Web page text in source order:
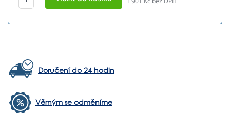
Doručení do 24 hodin
Věrným se odměníme